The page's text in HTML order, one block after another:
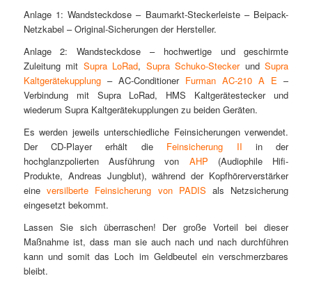
Anlage 1: Wandsteckdose – Baumarkt-Steckerleiste – Beipack-
Netzkabel – Original-Sicherungen der Hersteller.
Anlage 2: Wandsteckdose – hochwertige und geschirmte
Zuleitung mit Supra LoRad, Supra Schuko-SteckerundSupra
Kaltgerätekupplung– AC-Conditioner Furman AC-210 A E –
Verbindung mit Supra LoRad, HMS Kaltgerätestecker und
wiederum Supra Kaltgerätekupplungen zu beiden Geräten.
Es werden jeweils unterschiedliche Feinsicherungen verwendet.
Der CD-Player erhält die Feinsicherung II in der
hochglanzpolierten Ausführung von AHP (Audiophile Hifi-
Produkte, Andreas Jungblut), während der Kopfhörerverstärker
eine versilberte Feinsicherung von PADIS als Netzsicherung
eingesetzt bekommt.
Lassen Sie sich überraschen! Der große Vorteil bei dieser
Maßnahme ist, dass man sie auch nach und nach durchführen
kann und somit das Loch im Geldbeutel ein verschmerzbares
bleibt.